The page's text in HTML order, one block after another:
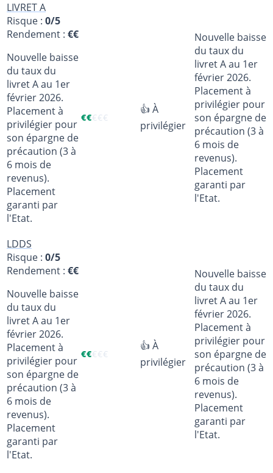
LIVRET A
Risque : 0/5
Rendement : €€
Nouvelle baisse
du taux du
livret A au 1er
février 2026.
Placement à
privilégier pour
son épargne de
précaution (3 à
6 mois de
revenus).
Placement
garanti par
l'Etat.
€€€€€
👍 À
privilégier
Nouvelle baisse
du taux du
livret A au 1er
février 2026.
Placement à
privilégier pour
son épargne de
précaution (3 à
6 mois de
revenus).
Placement
garanti par
l'Etat.
LDDS
Risque : 0/5
Rendement : €€
Nouvelle baisse
du taux du
livret A au 1er
février 2026.
Placement à
privilégier pour
son épargne de
précaution (3 à
6 mois de
revenus).
Placement
garanti par
l'Etat.
€€€€€
👍 À
privilégier
Nouvelle baisse
du taux du
livret A au 1er
février 2026.
Placement à
privilégier pour
son épargne de
précaution (3 à
6 mois de
revenus).
Placement
garanti par
l'Etat.